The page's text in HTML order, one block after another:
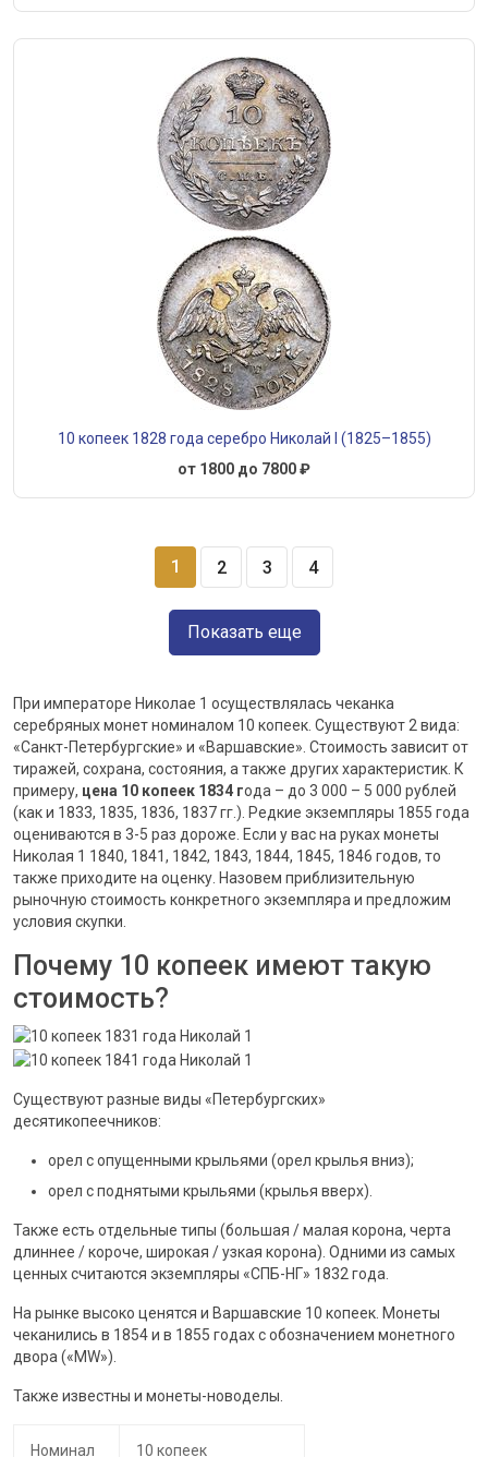
10 копеек 1828 года серебро Николай I (1825–1855)
от 1800 до 7800 ₽
1 2 3 4
Показать еще
При императоре Николае 1 осуществлялась чеканка
серебряных монет номиналом 10 копеек. Существуют 2 вида:
«Санкт-Петербургские» и «Варшавские». Стоимость зависит от
тиражей, сохрана, состояния, а также других характеристик. К
примеру, цена 10 копеек 1834 года – до 3 000 – 5 000 рублей
(как и 1833, 1835, 1836, 1837 гг.). Редкие экземпляры 1855 года
оцениваются в 3-5 раз дороже. Если у вас на руках монеты
Николая 1 1840, 1841, 1842, 1843, 1844, 1845, 1846 годов, то
также приходите на оценку. Назовем приблизительную
рыночную стоимость конкретного экземпляра и предложим
условия скупки.
Почему 10 копеек имеют такую
стоимость?
Существуют разные виды «Петербургских»
десятикопеечников:
орел с опущенными крыльями (орел крылья вниз);
орел с поднятыми крыльями (крылья вверх).
Также есть отдельные типы (большая / малая корона, черта
длиннее / короче, широкая / узкая корона). Одними из самых
ценных считаются экземпляры «СПБ-НГ» 1832 года.
На рынке высоко ценятся и Варшавские 10 копеек. Монеты
чеканились в 1854 и в 1855 годах с обозначением монетного
двора («MW»).
Также известны и монеты-новоделы.
Номинал 10 копеек